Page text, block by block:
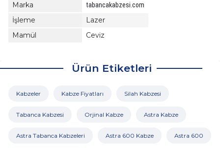
Marka
tabancakabzesi.com
İşleme
Lazer
Mamül
Ceviz
Ürün Etiketleri
Kabzeler Kabze Fiyatları Silah Kabzesi
Tabanca Kabzesi Orjinal Kabze Astra Kabze
Astra Tabanca Kabzeleri Astra 600 Kabze Astra 600